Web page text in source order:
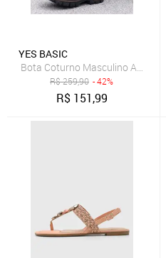
YES BASIC
Bota Coturno Masculino
R$259,90 - 42%
R$ 151,99